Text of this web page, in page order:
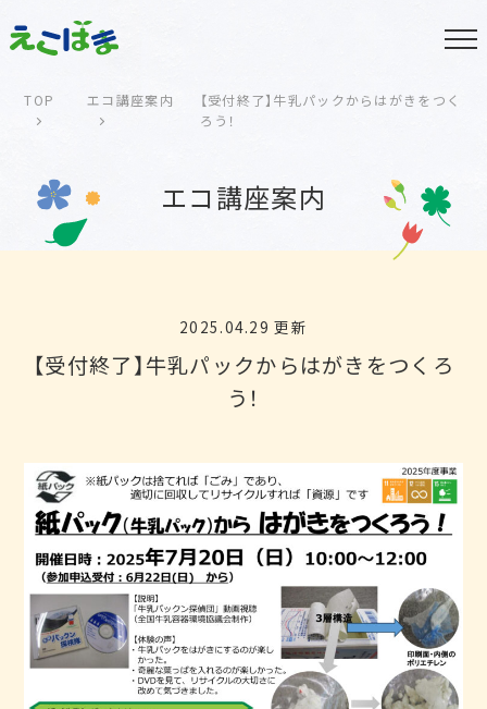
TOP エコ講座案内
【受付終了】牛乳パックからはがきをつく
ろう！
エコ講座案内
2025.04.29 更新
【受付終了】牛乳パックからはがきをつくろ
う！